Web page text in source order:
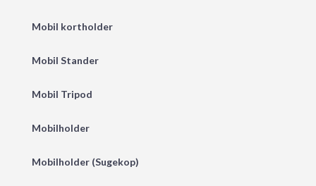
Mobil kortholder
Mobil Stander
Mobil Tripod
Mobilholder
Mobilholder (Sugekop)